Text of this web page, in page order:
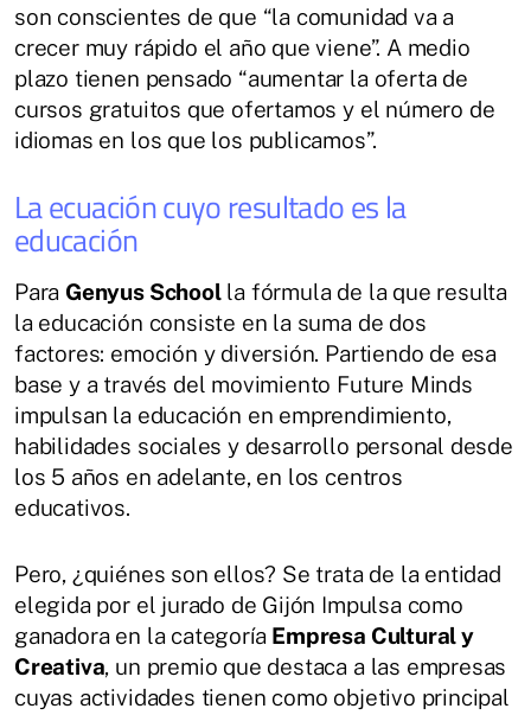
son conscientes de que “la comunidad va a
crecer muy rápido el año que viene”. A medio
plazo tienen pensado “aumentar la oferta de
cursos gratuitos que ofertamos y el número de
idiomas en los que los publicamos”.
La ecuación cuyo resultado es la
educación
Para Genyus Schoolla fórmula de la que resulta
la educación consiste en la suma de dos
factores: emoción y diversión. Partiendo de esa
base y a través del movimiento Future Minds
impulsan la educación en emprendimiento,
habilidades sociales y desarrollo personal desde
los 5 años en adelante, en los centros
educativos.
Pero, ¿quiénes son ellos? Se trata de la entidad
elegida por el jurado de Gijón Impulsa como
ganadora en la categoría Empresa Cultural y
Creativa, un premio que destaca a las empresas
cuyas actividades tienen como objetivo principal